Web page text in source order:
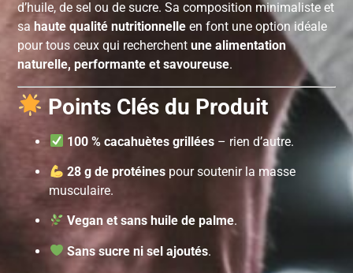
d’huile, de sel ou de sucre. Sa composition minimaliste et
sa haute qualité nutritionnelle en font une option idéale
pour tous ceux qui recherchentune alimentation
naturelle, performante et savoureuse.
Points Clés du Produit
100 % cacahuètes grillées– rien d’autre.
28 g de protéinespour soutenir la masse
musculaire.
Vegan et sans huile de palme.
Sans sucre ni sel ajoutés.